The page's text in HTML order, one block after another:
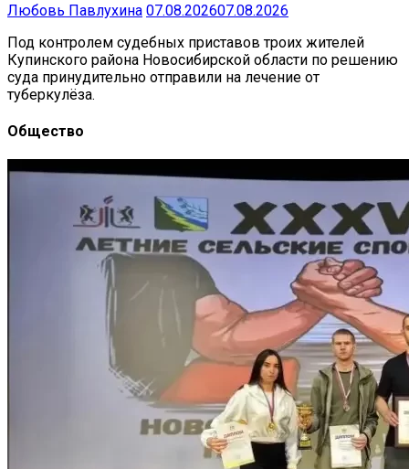
Любовь Павлухина 07.08.202607.08.2026
Под контролем судебных приставов троих жителей
Купинского района Новосибирской области по решению
суда принудительно отправили на лечение от
туберкулёза.
Общество